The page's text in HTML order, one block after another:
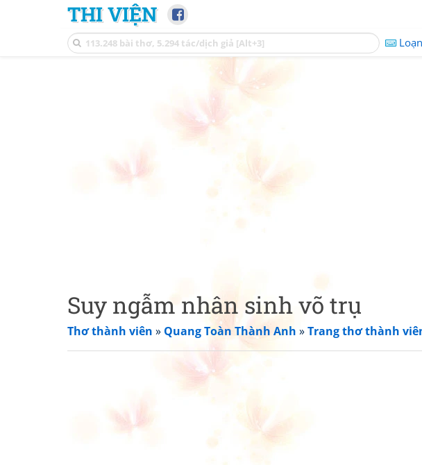
THI VIỆN
Loạn
Suy ngẫm nhân sinh võ trụ
Thơ thành viên » Quang Toàn Thành Anh »Trang thơ thành